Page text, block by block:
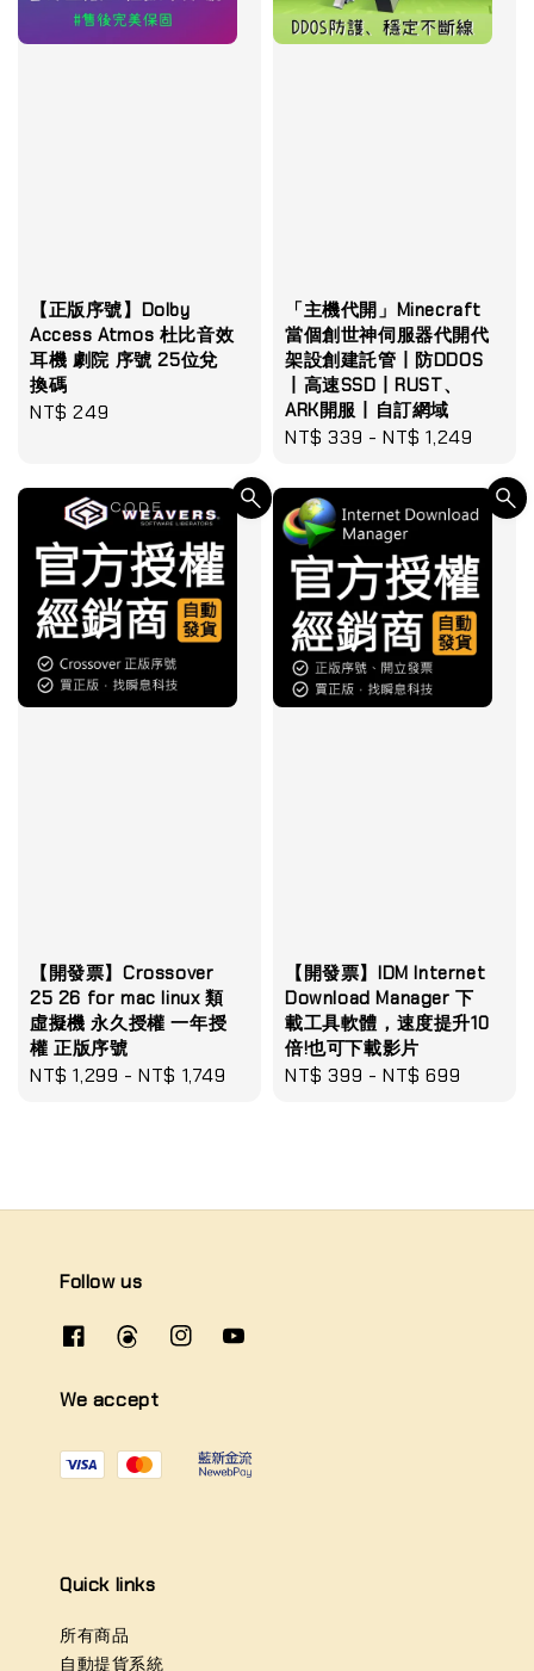
【正版序號】Dolby
Access Atmos 杜比音效
耳機 劇院 序號 25位兌
換碼
Regular
NT$ 249
「主機代開」Minecraft
當個創世神伺服器代開代
架設創建託管丨防DDOS
丨高速SSD丨RUST、
ARK開服丨自訂網域
Regular
NT$ 339 -NT$ 1,249
【開發票】Crossover
25 26 for mac linux 類
虛擬機 永久授權 一年授
權 正版序號
Regular
NT$ 1,299 -NT$ 1,749
【開發票】IDM Internet
Download Manager 下
載工具軟體，速度提升10
倍!也可下載影片
Regular
NT$ 399 -NT$ 699
Follow us
We accept
Quick links
所有商品
自動提貨系統